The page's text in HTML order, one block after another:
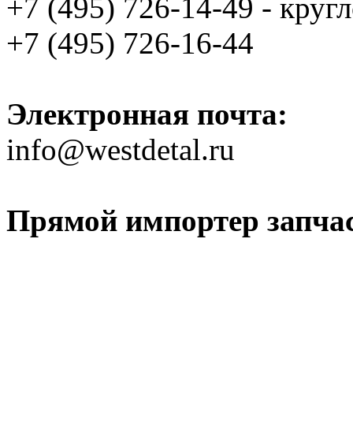
+7 (495) 726-14-49 -
+7 (495) 726-16-44
Электронная почта:
info@westdetal.ru
Прямой импортер